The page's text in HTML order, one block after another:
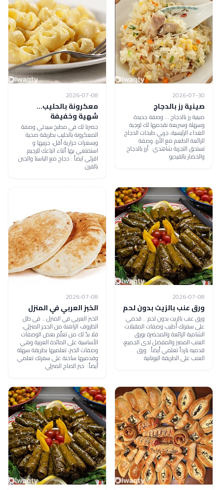
2026-07-30
صينية رز بالدجاج
صينية رز بالدجاج ... وصفة جديدة
وسهلة وسريعة نقدمها لك لوجبة
الغداء الرئيسية، جربي طبخات الدجاج
الرائعة الطعم مع الأرز، وصفة
تستحق التجربة شاهدي: أرز بالدجاج
والخضار بالفيديو
2026-07-08
معكرونة بالحليب...
شهية وخفيفة
حضرنا لك في مطبخ سيدتي وصفة
المعكرونة بالحليب بطريقة صحية
وبسعرات حرارية أقل، جربيها و
استمتعي بها أثناء اتباعك للرجيم.
اقرئي ايضاً : دجاج مع الباستا والجبن
بالفرن
2026-07-08
ورق عنب بالزيت بدون لحم
ورق عنب بالزيت بدون لحم .. قدمي
على سفرتك أطيب وصفات المقبلات
الشامية الرائعة والمحضرة بورق
العنب المميز والمفضل لدى الجميع،
قدميه بارداً تعلمي أيضاً: ورق
العنب على الطريقة اليونانية
2026-07-08
الخبز العربي في المنزل
الخبز العربي في المنزل .. في ظل
الظروف الراهنة من الحجر المنزلي،
فلا بدّ لك من تعلّم بعض الوصفات
الأساسية على المائدة العربية وهي
وصفات الخبز، تعلميها بطريقة سهلة
وقدميها ساخنة على سفرتك تعلمي
أيضاً: خبز الصاج المنزلي